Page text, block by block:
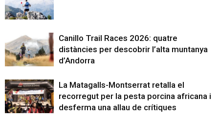
Canillo Trail Races 2026: quatre
distàncies per descobrir l’alta muntanya
d’Andorra
La Matagalls-Montserrat retalla el
recorregut per la pesta porcina africana i
desferma una allau de crítiques